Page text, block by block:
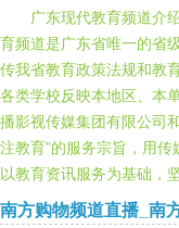
广东现代教育频道介
育频道是广东省唯一的省
传我省教育政策法规和教
各类学校反映本地区、本
播影视传媒集团有限公司
注教育”的服务宗旨，用传
以教育资讯服务为基础，
南方购物频道直播_南